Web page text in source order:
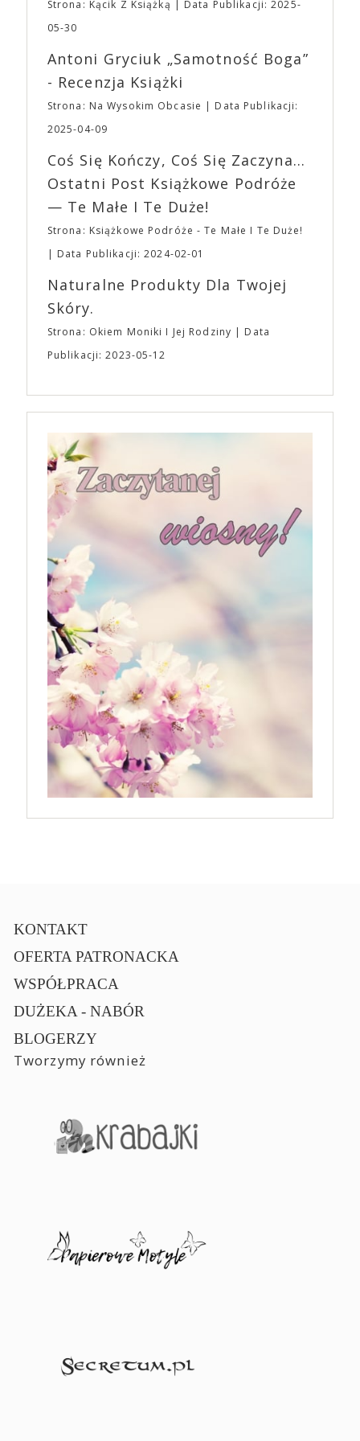
bohaterem własnej historii. W pełni autorska wizja
jednego z najbardziej interesujących współczesnych
(„Joker”, „Ona”) w swojej najbardziej zaskakującej
roli. Twórca kultowych „Dziedzictwo. Hereditary” i
„Midsommar. W biały dzień” zrealizował najbardziej
osobisty film, który pozwolił mu w pełni podzielić
się z widzami swoimi lękami, wizją świata, a przede
„Bo się boi” w kinach od 21 kwietnia.
zakupione na terenie imprezy. Ten zakaz nie będzie
dotyczył jedynie tych, którzy z imprezy wyjść nie
Wystawców i Obsługi. Na terenie hali nie zabraknie
Waszych ulubionych Wystawców serwujących
napoje oraz drobne przekąski a przed halą
planujemy Strefę FoodTrucków. Życzymy Wam
fantastycznego czasu oczekiwania na nadchodzącą
EXPO XXI!
Strona: Kącik Z Książką
Data Publikacji: 2025-
05-30
Antoni Gryciuk „Samotność Boga”
- Recenzja Książki
Strona: Na Wysokim Obcasie
Data Publikacji:
2025-04-09
Coś Się Kończy, Coś Się Zaczyna...
Ostatni Post Książkowe Podróże
— Te Małe I Te Duże!
Strona: Książkowe Podróże - Te Małe I Te Duże!
Data Publikacji: 2024-02-01
Naturalne Produkty Dla Twojej
Skóry.
Strona: Okiem Moniki I Jej Rodziny
Data
Publikacji: 2023-05-12
KONTAKT
OFERTA PATRONACKA
WSPÓŁPRACA
DUŻEKA - NABÓR
BLOGERZY
Tworzymy również